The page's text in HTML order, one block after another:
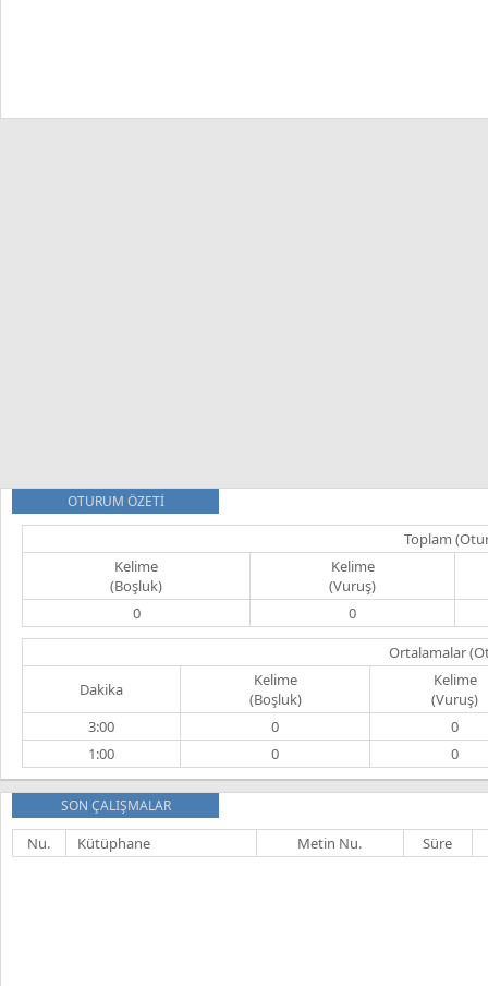
OTURUM ÖZETİ
Toplam
Kelime
(Boşluk)
Kelime
(Vuruş)
0
0
Ortalamalar
Dakika
Kelime
(Boşluk)
Kelime
(Vuruş)
3:00
0
0
1:00
0 0
SON ÇALIŞMALAR
Nu. Kütüphane Metin Nu. Süre